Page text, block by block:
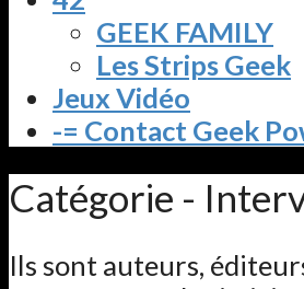
GEEK FAMILY
Les Strips Geek
Jeux Vidéo
-= Contact Geek
Catégorie -
Ils sont auteurs,